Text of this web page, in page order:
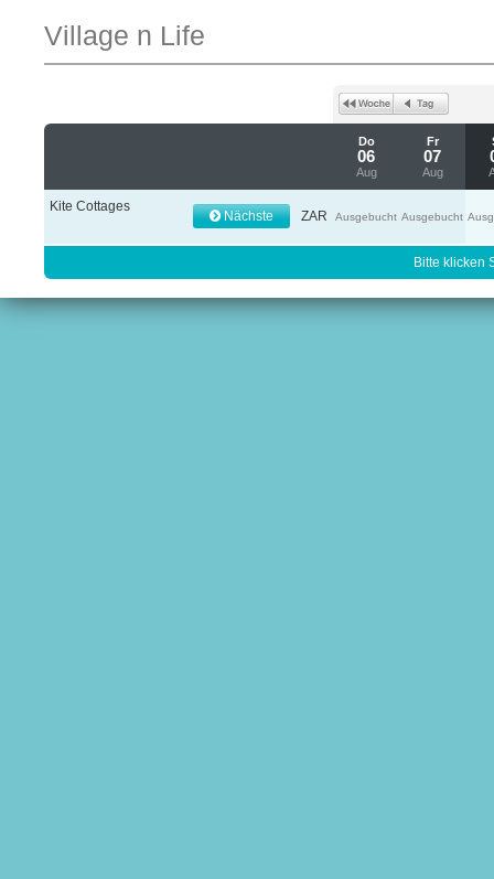
Village n Life
Do
06
Aug
Fr
07
Aug
Kite Cottages
Nächste ZAR Ausgebucht Ausgebucht
Bitte klicken